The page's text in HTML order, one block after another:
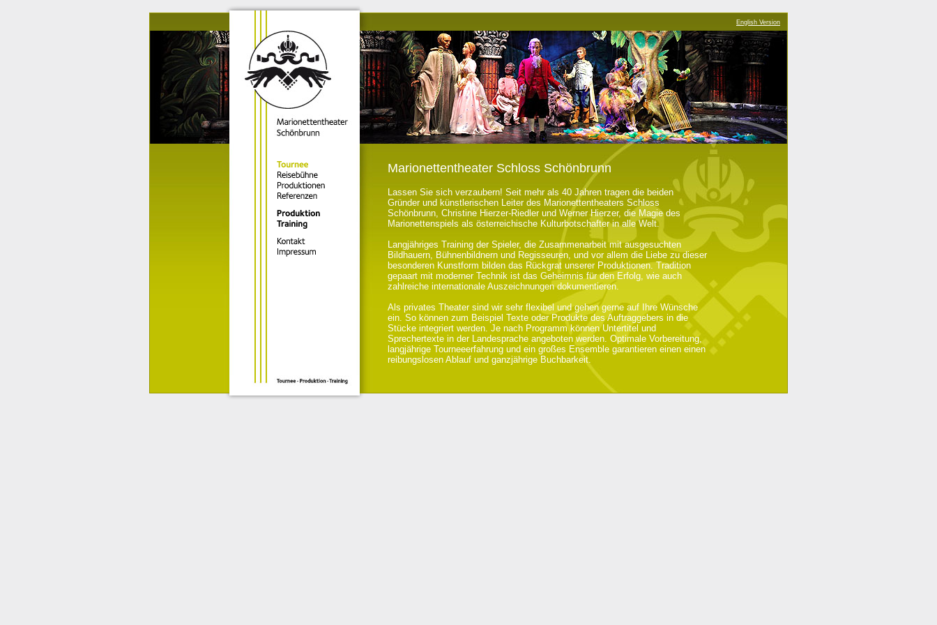
English Version
Marionettentheater Schloss Schönbrunn
Lassen Sie sich verzaubern! Seit mehr als 40 Jahren tragen die beiden
Gründer und künstlerischen Leiter des Marionettentheaters Schloss
Schönbrunn, Christine Hierzer-Riedler und Werner Hierzer, die Magie des
Marionettenspiels als österreichische Kulturbotschafter in alle Welt.
Langjähriges Training der Spieler, die Zusammenarbeit mit ausgesuchten
Bildhauern, Bühnenbildnern und Regisseuren, und vor allem die Liebe zu dieser
besonderen Kunstform bilden das Rückgrat unserer Produktionen. Tradition
gepaart mit moderner Technik ist das Geheimnis für den Erfolg, wie auch
zahlreiche internationale Auszeichnungen dokumentieren.
Als privates Theater sind wir sehr flexibel und gehen gerne auf Ihre Wünsche
ein. So können zum Beispiel Texte oder Produkte des Auftraggebers in die
Stücke integriert werden. Je nach Programm können Untertitel und
Sprechertexte in der Landesprache angeboten werden. Optimale Vorbereitung,
langjährige Tourneeerfahrung und ein großes Ensemble garantieren einen einen
reibungslosen Ablauf und ganzjährige Buchbarkeit.